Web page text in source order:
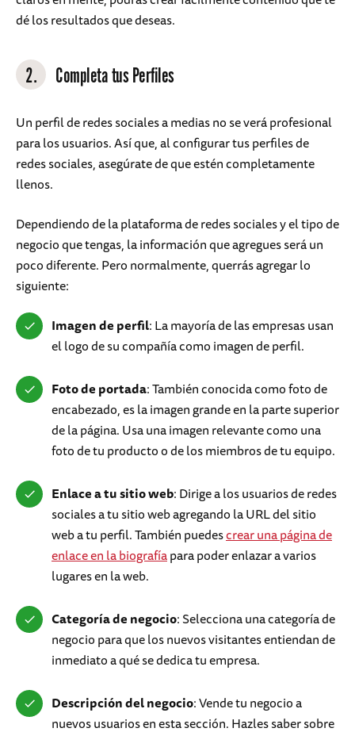
dé los resultados que deseas.
2. Completa tus Perfiles
Un perfil de redes sociales a medias no se verá profesional
para los usuarios. Así que, al configurar tus perfiles de
redes sociales, asegúrate de que estén completamente
llenos.
Dependiendo de la plataforma de redes sociales y el tipo de
negocio que tengas, la información que agregues será un
poco diferente. Pero normalmente, querrás agregar lo
siguiente:
Imagen de perfil: La mayoría de las empresas usan
el logo de su compañía como imagen de perfil.
Foto de portada: También conocida como foto de
encabezado, es la imagen grande en la parte superior
de la página. Usa una imagen relevante como una
foto de tu producto o de los miembros de tu equipo.
Enlace a tu sitio web: Dirige a los usuarios de redes
sociales a tu sitio web agregando la URL del sitio
web a tu perfil. También puedescrear una página de
enlace en la biografíapara poder enlazar a varios
lugares en la web.
Categoría de negocio: Selecciona una categoría de
negocio para que los nuevos visitantes entiendan de
inmediato a qué se dedica tu empresa.
Descripción del negocio: Vende tu negocio a
nuevos usuarios en esta sección. Hazles saber sobre